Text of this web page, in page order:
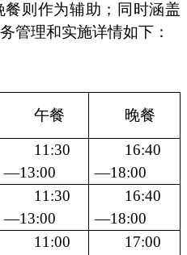
则作为辅助；同时涵盖
管理和实施详情如下：
午餐 晚餐
11:30
—13:00
16:40
—18:00
11:30
—13:00
16:40
—18:00
11:00
17:00